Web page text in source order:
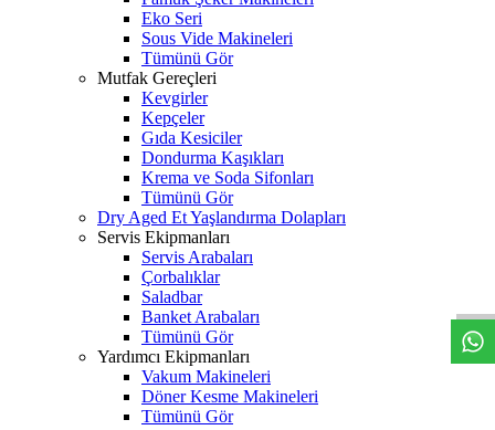
Eko Seri
Sous Vide Makineleri
Tümünü Gör
Mutfak Gereçleri
Kevgirler
Kepçeler
Gıda Kesiciler
Dondurma Kaşıkları
Krema ve Soda Sifonları
Tümünü Gör
Dry Aged Et Yaşlandırma Dolapları
Servis Ekipmanları
Servis Arabaları
Çorbalıklar
Saladbar
Banket Arabaları
Tümünü Gör
Yardımcı Ekipmanları
Vakum Makineleri
Döner Kesme Makineleri
Tümünü Gör